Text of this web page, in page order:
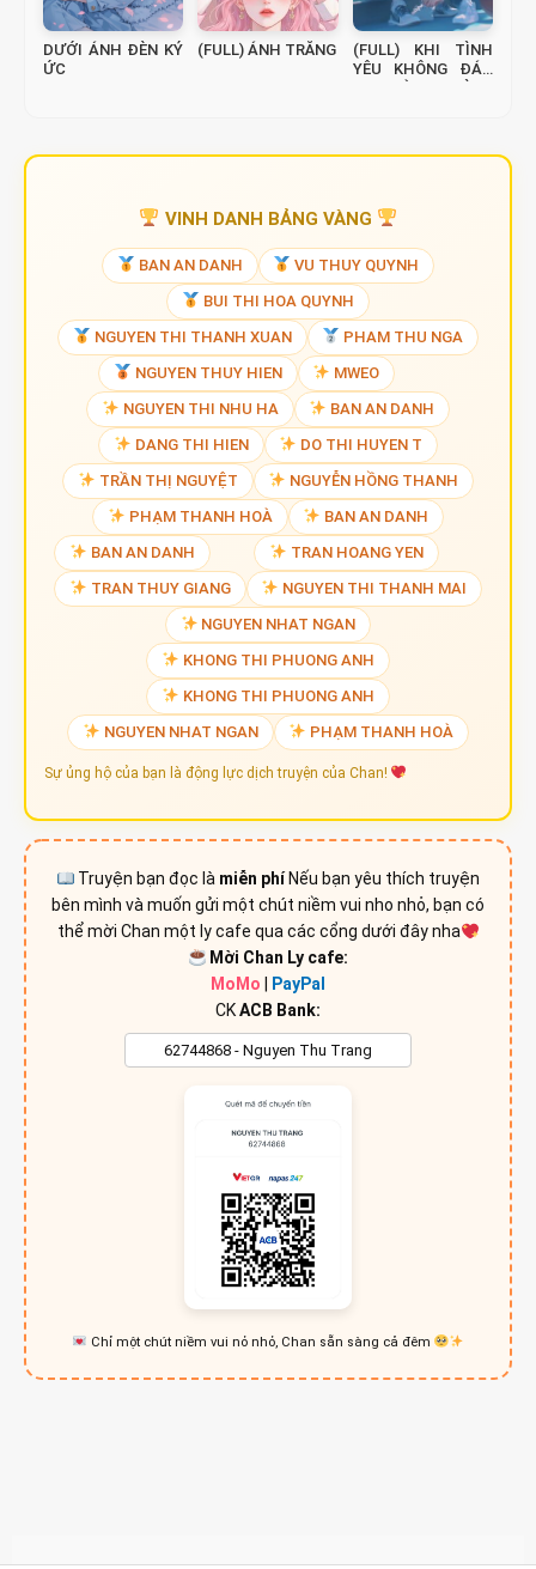
DƯỚI ÁNH ĐÈN KÝ
ỨC
(FULL) ÁNH TRĂNG
(FULL) KHI TÌNH
YÊU KHÔNG ĐÁP
LẠI: HÀNH TRÌNH
VINH DANH BẢNG VÀNG
BAN AN DANH
VU THUY QUYNH
BUI THI HOA QUYNH
NGUYEN THI THANH XUAN
PHAM THU NGA
NGUYEN THUY HIEN
MWEO
NGUYEN THI NHU HA
BAN AN DANH
DANG THI HIEN
DO THI HUYEN T
TRẦN THỊ NGUYỆT
NGUYỄN HỒNG THANH
PHẠM THANH HOÀ
BAN AN DANH
BAN AN DANH
TRAN HOANG YEN
TRAN THUY GIANG
NGUYEN THI THANH MAI
NGUYEN NHAT NGAN
KHONG THI PHUONG ANH
KHONG THI PHUONG ANH
NGUYEN NHAT NGAN
PHẠM THANH HOÀ
Sự ủng hộ của bạn là động lực dịch truyện của Chan!
Truyện bạn đọc là miễn phíNếu bạn yêu thích truyện
bên mình và muốn gửi một chút niềm vui nho nhỏ, bạn có
thể mời Chan một ly cafe qua các cổng dưới đây nha
Mời Chan Ly cafe:
MoMo
PayPal
CKACB Bank:
Chỉ một chút niềm vui nỏ nhỏ, Chan sẵn sàng cả đêm